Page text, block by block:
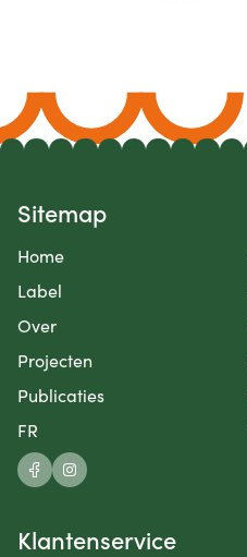
Sitemap
Home
Label
Over
Projecten
Publicaties
FR
Klantenservice